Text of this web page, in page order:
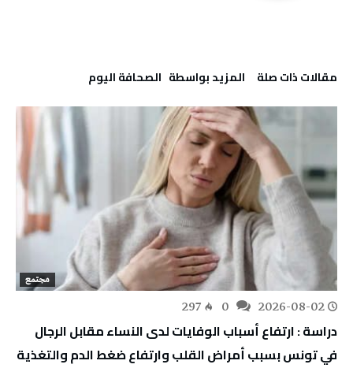
‫مقالات ذات صلة‬ ‫‫المزيد بواسطة‬ ‬ ‭ ‬الصحافة‭ ‬اليوم
مجتمع
2026-08-02
297
دراسة : ارتفاع أسباب الوفايات لدى النساء مقابل الرجال
في تونس بسبب أمراض القلب وارتفاع ضغط الدم والتغذية